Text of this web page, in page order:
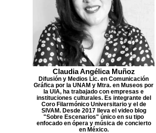
Claudia Angélica Muñoz
Difusión y Medios Lic. en Comunicación
Gráfica por la UNAM y Mtra. en Museos por
la UIA, ha trabajado con empresas e
instituciones culturales. Es integrante del
Coro Filarmónico Universitario y el de
SIVAM. Desde 2017 lleva el video blog
"Sobre Escenarios" único en su tipo
enfocado en ópera y música de concierto
en México.